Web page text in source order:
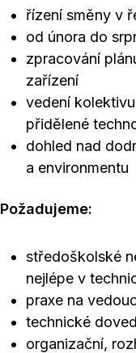
řízení směny v
od února do
zpracování
zařízení
vedení
přidělené
dohled nad
a environmentu
Požadujeme:
středoškolské
nejlépe v
praxe na
technické
organizační,